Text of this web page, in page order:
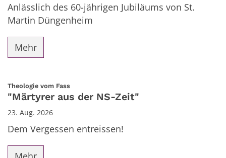
Anlässlich des 60-jährigen Jubiläums von St.
Martin Düngenheim
Mehr
Theologie vom Fass:
"Märtyrer aus der NS-Zeit"
23. Aug. 2026
Dem Vergessen entreissen!